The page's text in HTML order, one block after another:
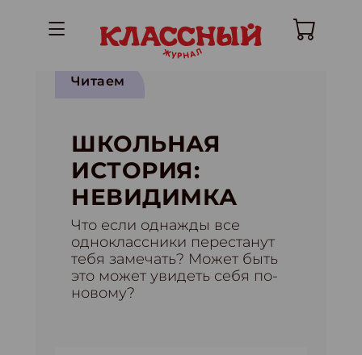
Читаем
ШКОЛЬНАЯ
ИСТОРИЯ:
НЕВИДИМКА
Что если однажды все
одноклассники перестанут
тебя замечать? Может быть
это может увидеть себя по-
новому?